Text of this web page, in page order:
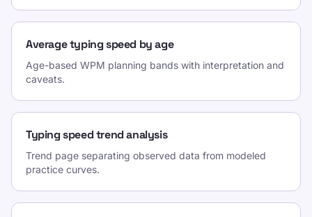
Average typing speed by age
Age-based WPM planning bands with interpretation and
caveats.
Typing speed trend analysis
Trend page separating observed data from modeled
practice curves.